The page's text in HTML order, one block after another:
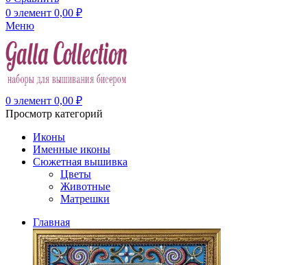
0 элемент 0,00 ₽
Меню
0 элемент 0,00 ₽
Просмотр категорий
Иконы
Именные иконы
Сюжетная вышивка
Цветы
Животные
Матрешки
Главная